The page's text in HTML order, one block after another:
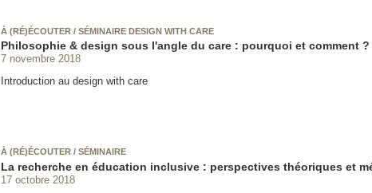
À (RÉ)ÉCOUTER / SÉMINAIRE DESIGN WITH CARE
Philosophie & design sous l'angle du care : pourquoi et comment ?
7 novembre 2018
Introduction au design with care
À (RÉ)ÉCOUTER / SÉMINAIRE
La recherche en éducation inclusive : perspectives théoriques et
17 octobre 2018